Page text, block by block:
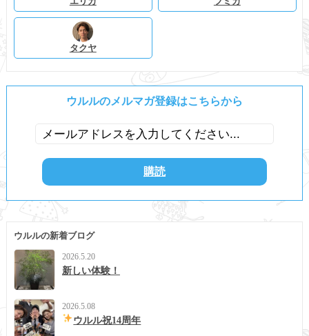
タクヤ
ウルルのメルマガ登録はこちらから
ウルルの新着ブログ
2026.5.20
新しい体験！
2026.5.08
ウルル祝14周年